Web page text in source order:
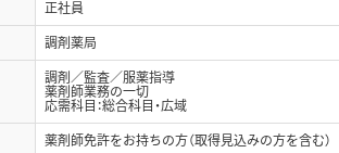
正社員
調剤薬局
調剤／監査／服薬指導
薬剤師業務の一切
応需科目：総合科目・広域
薬剤師免許をお持ちの方（取得見込みの方を含む）